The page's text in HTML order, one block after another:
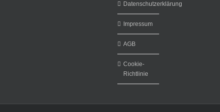
Datenschutzerklärung
Impressum
AGB
Cookie-
Richtlinie